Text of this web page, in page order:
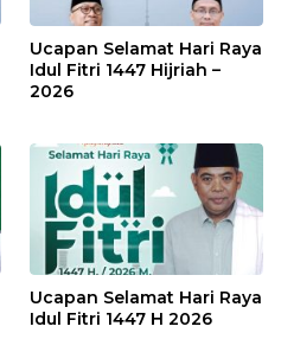
Ucapan Selamat Hari Raya
Idul Fitri 1447 Hijriah –
2026
Ucapan Selamat Hari Raya
Idul Fitri 1447 H 2026